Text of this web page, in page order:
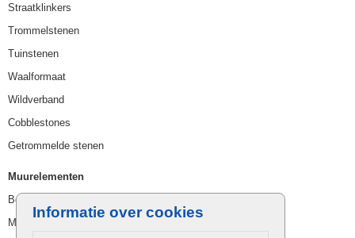
Informatie over cookies
Straatklinkers
Trommelstenen
Tuinstenen
Waalformaat
Wildverband
Cobblestones
Getrommelde stenen
Muurelementen
Betonbielzen
Muurstenen